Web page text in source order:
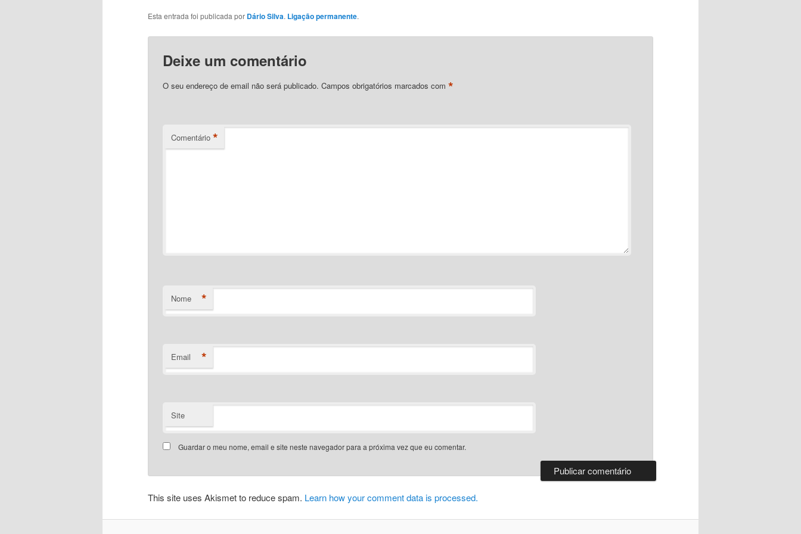
Esta entrada foi publicada por Dário Silva. Ligação permanente.
Deixe um comentário
O seu endereço de email não será publicado. Campos obrigatórios marcados com*
Comentário *
Nome *
Email *
Site
Guardar o meu nome, email e site neste navegador para a próxima vez que eu comentar.
This site uses Akismet to reduce spam. Learn how your comment data is processed.